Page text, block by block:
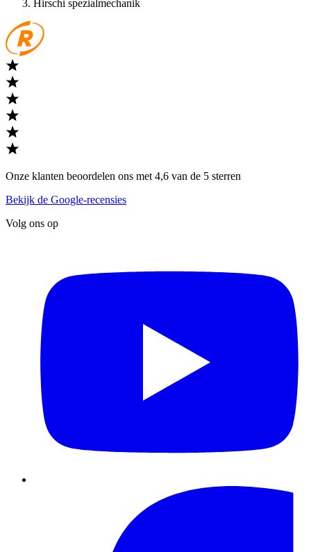
Hirschi spezialmechanik
Onze klanten beoordelen ons met 4,6 van de 5 sterren
Bekijk de Google-recensies
Volg ons op